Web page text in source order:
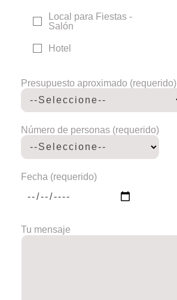
Local para Fiestas -
Salón
Hotel
Presupuesto aproximado (requerido)
Número de personas (requerido)
Fecha (requerido)
Tu mensaje